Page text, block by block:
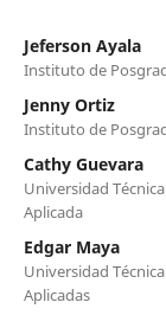
Jeferson Ayala
Instituto de
Jenny Ortiz
Instituto de
Cathy Guevara
Universidad
Aplicada
Edgar Maya
Universidad
Aplicadas